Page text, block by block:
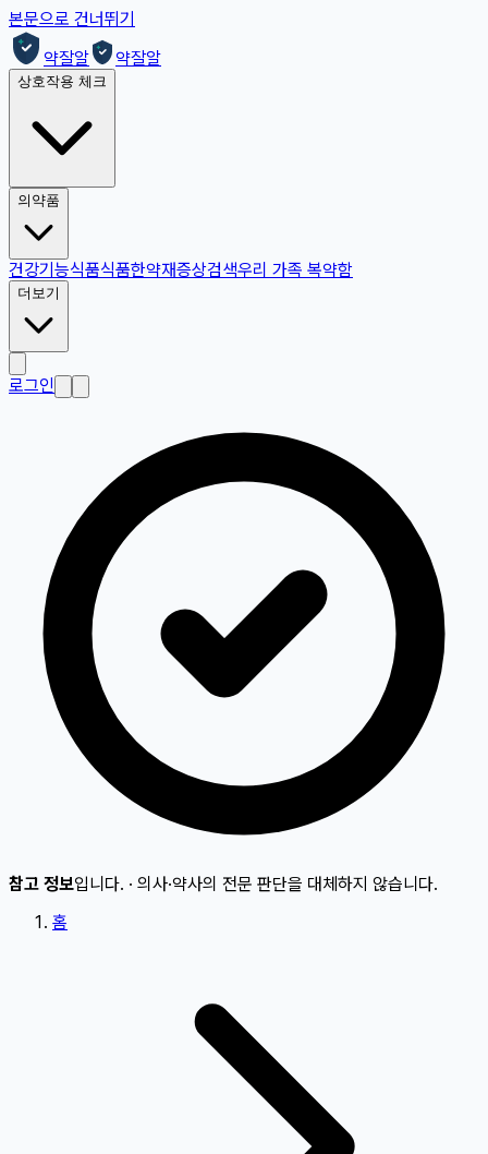
본문으로 건너뛰기
약잘알
약잘알
상호작용 체크
의약품
건강기능식품식품한약재증상검색우리 가족 복약함
더보기
로그인
참고 정보입니다. · 의사·약사의 전문 판단을 대체하지 않습니다.
홈